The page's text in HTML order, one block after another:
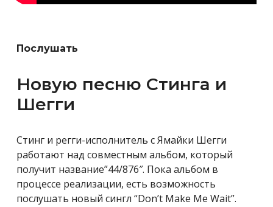
Послушать
Новую песню Стинга и
Шегги
Стинг и регги-исполнитель с Ямайки Шегги
работают над совместным альбом, который
получит название”44/876″. Пока альбом в
процессе реализации, есть возможность
послушать новый сингл “Don’t Make Me Wait”.